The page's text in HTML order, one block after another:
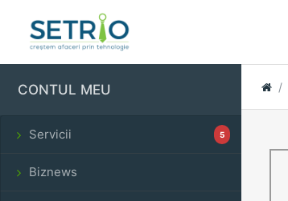
CONTUL MEU
Servicii 5
Biznews